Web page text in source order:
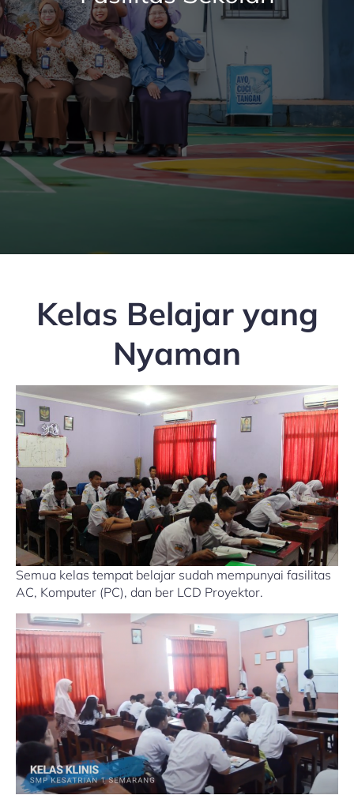
Kelas Belajar yang
Nyaman
Semua kelas tempat belajar sudah mempunyai fasilitas
AC, Komputer (PC), dan ber LCD Proyektor.